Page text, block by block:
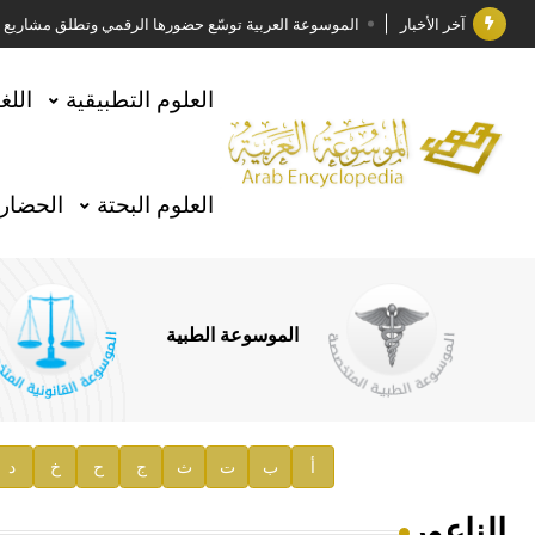
آخر الأخبار الموسوعة العربية توسّع حضورها الرقمي وتطلق مشاريع
جائزة مجمع الملك سلمان العالمي للغة العربية 2025
الأستاذ إياد خالد الطباع مدير عام لهيئة الموسوعة العربية
السيد محمد ياسين صالح وزيرا للثقافة
توصيات مجلس الإدارة
صدور المجلد السابع من موسوعة الآثار في سورية
إعلان..
العلوم التطبيقية
العلوم البحتة
الموسوعة الطبية
أ ب ت ث ج ح خ د